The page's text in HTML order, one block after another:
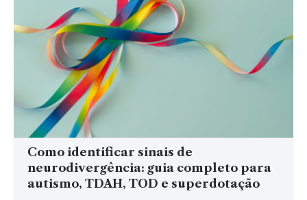
Como identificar sinais de
neurodivergência: guia completo para
autismo, TDAH, TOD e superdotação